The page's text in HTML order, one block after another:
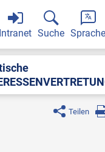
Intranet Suche Sprache
Teilen